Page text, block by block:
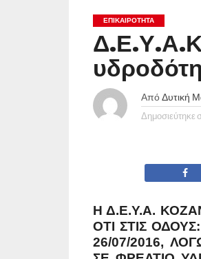
ΕΠΙΚΑΙΡΟΤΗΤΑ
ΑπόΔυτική
Δημοσιεύτηκε
Η Δ.Ε.Υ.Α.
ΌΤΙ ΣΤΙΣ
26/07/2016,